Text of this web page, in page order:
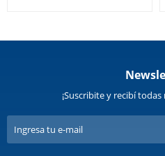
¡Suscribite y recibí